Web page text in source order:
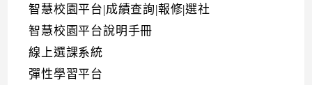
智慧校園平台|成績查詢|報修|選社
智慧校園平台說明手冊
線上選課系統
彈性學習平台